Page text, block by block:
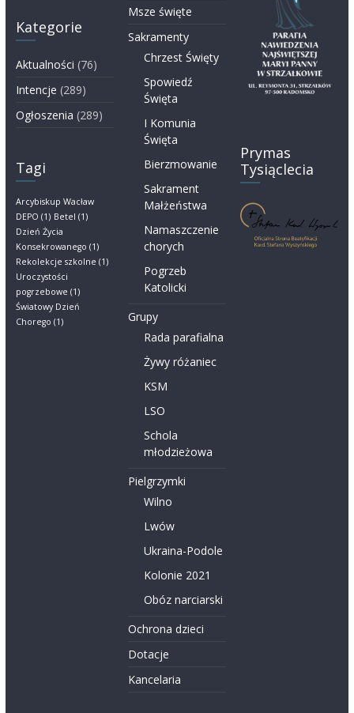
Kategorie
Aktualności (76)
Intencje (289)
Ogłoszenia (289)
Tagi
Arcybiskup Wacław
DEPO (1) Betel (1)
Dzień Życia
Konsekrowanego (1)
Rekolekcje szkolne (1)
Uroczystości
pogrzebowe (1)
Światowy Dzień
Chorego (1)
Msze święte
Sakramenty
Chrzest Święty
Spowiedź
Święta
I Komunia
Święta
Bierzmowanie
Sakrament
Małżeństwa
Namaszczenie
chorych
Pogrzeb
Katolicki
Grupy
Rada parafialna
Żywy różaniec
KSM
LSO
Schola
młodzieżowa
Pielgrzymki
Wilno
Lwów
Ukraina-Podole
Kolonie 2021
Obóz narciarski
Ochrona dzieci
Dotacje
Kancelaria
Prymas
Tysiąclecia